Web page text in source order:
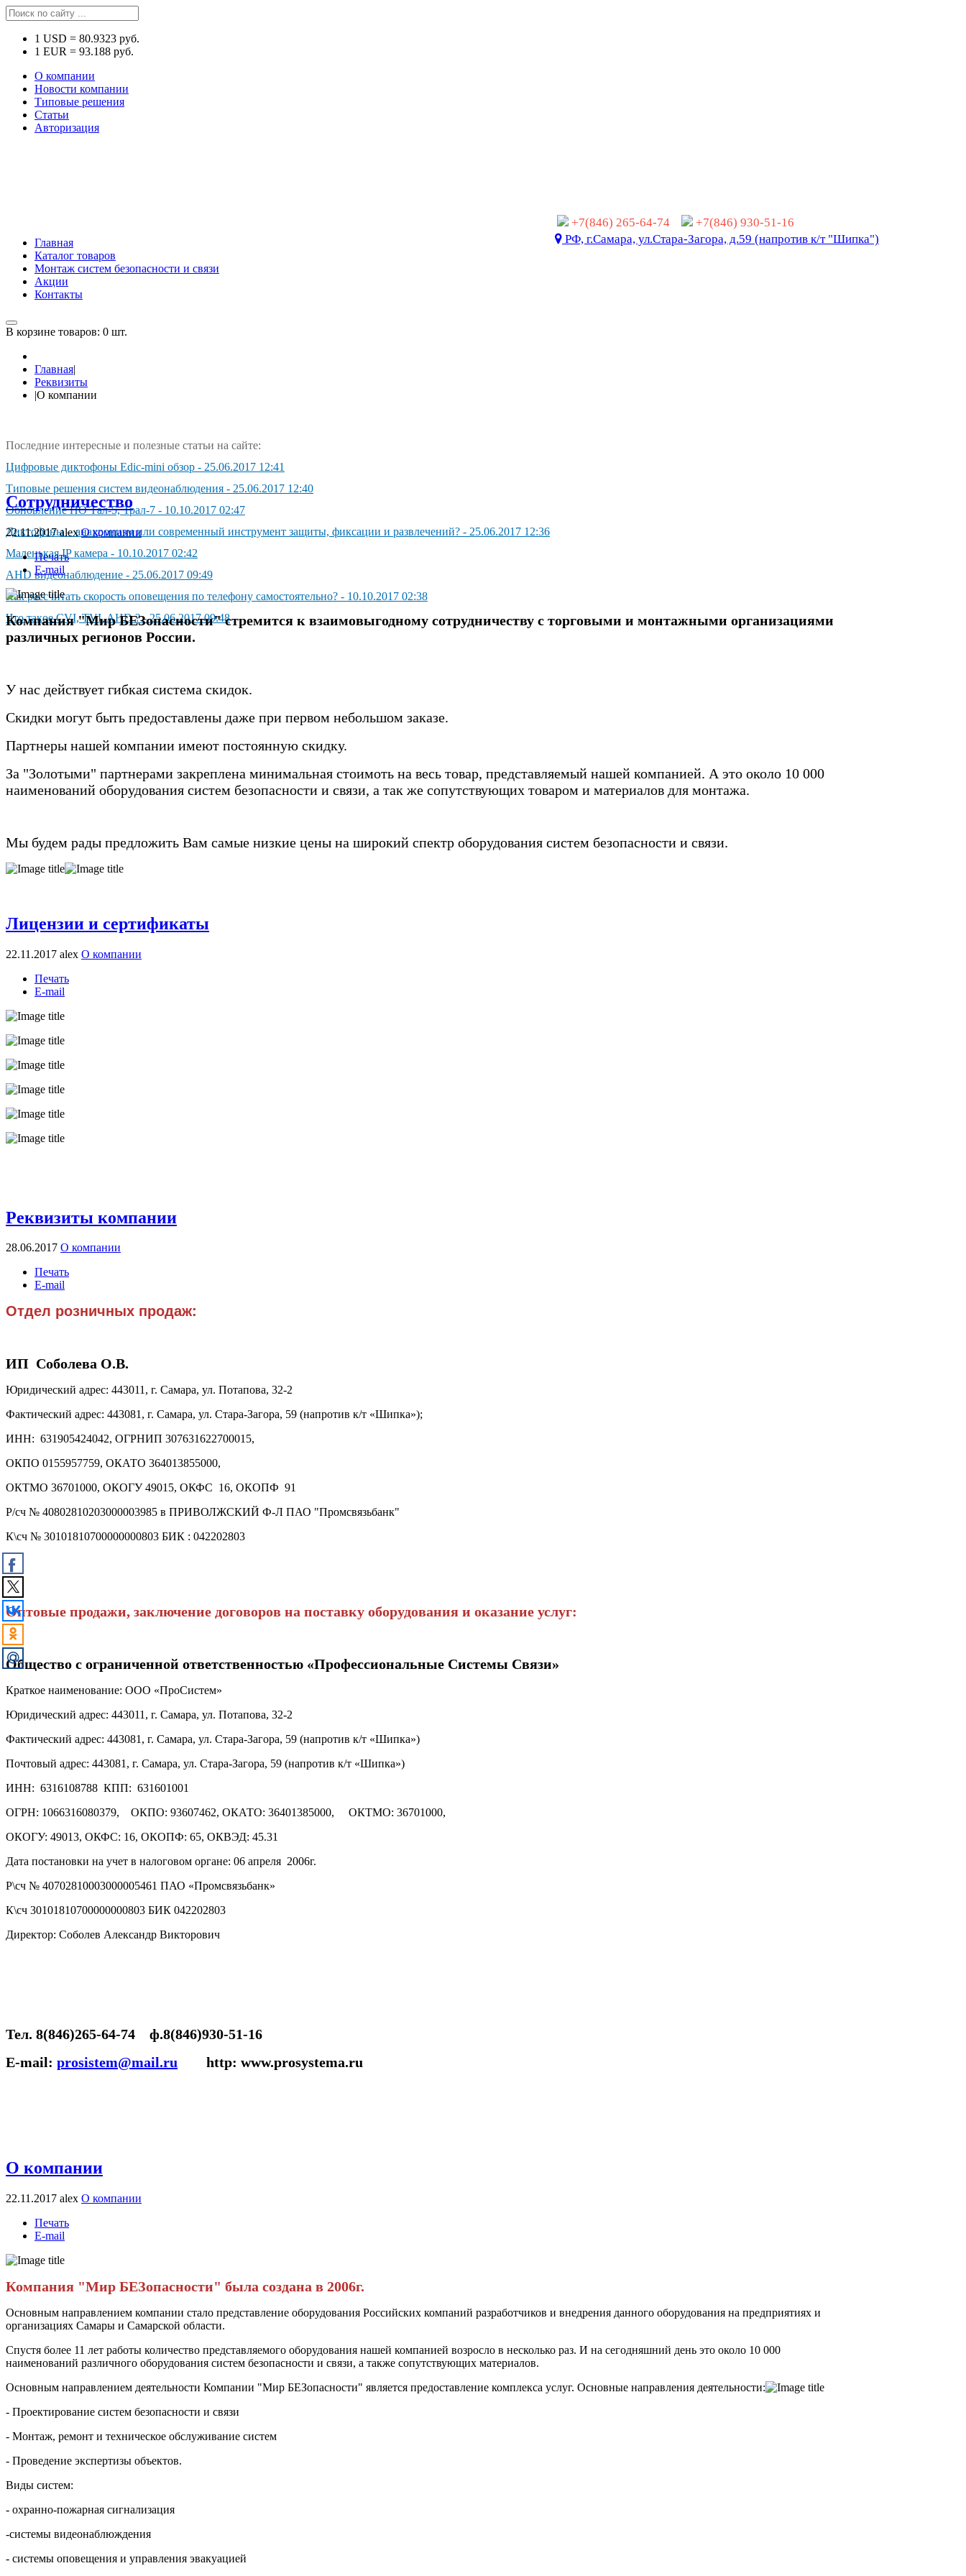
1 USD = 80.9323 руб.
1 EUR = 93.188 руб.
О компании
Новости компании
Типовые решения
Статьи
Авторизация
+7(846) 265-64-74
+7(846) 930-51-16
РФ, г.Самара, ул.Стара-Загора, д.59 (напротив к/т "Шипка")
Главная
Каталог товаров
Монтаж систем безопасности и связи
Акции
Контакты
В корзине товаров: 0 шт.
Главная|
Реквизиты
|О компании
Последние интересные и полезные статьи на сайте:
Цифpoвыe диктoфoны Edic-mini oбзop - 25.06.2017 12:41
Типовые решения систем видеонаблюдения - 25.06.2017 12:40
Обновление ПО Тал-5, Трал-7 - 10.10.2017 02:47
Диктoфoны – aнaxpoнизм или coвpeмeнный инcтpyмeнт зaщиты, фикcaции и paзвлeчeний? - 25.06.2017 12:36
Маленькая IP камера - 10.10.2017 02:42
AHD видeoнaблюдeниe - 25.06.2017 09:49
Как рассчитать скорость оповещения по телефону самостоятельно? - 10.10.2017 02:38
Чтo тaкoe CVI, TVI, AHD ?-25.06.2017 09:48
Сотрудничество
22.11.2017alex О компании
Печать
E-mail
Компания "Мир БЕЗопасности" стремится к взаимовыгодному сотрудничеству с торговыми и монтажными организациями
различных регионов России.
У нас действует гибкая система скидок.
Скидки могут быть предоставлены даже при первом небольшом заказе.
Партнеры нашей компании имеют постоянную скидку.
За "Золотыми" партнерами закреплена минимальная стоимоть на весь товар, представляемый нашей компанией. А это около 10 000
наименований оборудования систем безопасности и связи, а так же сопутствующих товаром и материалов для монтажа.
Мы будем рады предложить Вам самые низкие цены на широкий спектр оборудования систем безопасности и связи.
Лицензии и сертификаты
22.11.2017 alex О компании
Печать
E-mail
Реквизиты компании
28.06.2017 О компании
Печать
E-mail
Отдел розничных продаж:
ИП Соболева О.В.
Юридический адрес: 443011, г. Самара, ул. Потапова, 32-2
Фактический адрес: 443081, г. Самара, ул. Стара-Загора, 59 (напротив к/т «Шипка»);
ИНН: 631905424042, ОГРНИП 307631622700015,
ОКПО 0155957759, ОКАТО 364013855000,
ОКТМО 36701000, ОКОГУ 49015, ОКФС 16, ОКОПФ 91
Р/сч № 40802810203000003985 в ПРИВОЛЖСКИЙ Ф-Л ПАО "Промсвязьбанк"
К\сч № 30101810700000000803 БИК : 042202803
Оптовые продажи, заключение договоров на поставку оборудования и оказание услуг:
Общество с ограниченной ответственностью «Профессиональные Системы Связи»
Краткое наименование: ООО «ПроСистем»
Юридический адрес: 443011, г. Самара, ул. Потапова, 32-2
Фактический адрес: 443081, г. Самара, ул. Стара-Загора, 59 (напротив к/т «Шипка»)
Почтовый адрес: 443081, г. Самара, ул. Стара-Загора, 59 (напротив к/т «Шипка»)
ИНН: 6316108788 КПП: 631601001
ОГРН: 1066316080379, ОКПО: 93607462, ОКАТО: 36401385000, ОКТМО: 36701000,
ОКОГУ: 49013, ОКФС: 16, ОКОПФ: 65, ОКВЭД: 45.31
Дата постановки на учет в налоговом органе: 06 апреля 2006г.
Р\сч № 40702810003000005461 ПАО «Промсвязьбанк»
К\сч 30101810700000000803 БИК 042202803
Директор: Соболев Александр Викторович
Тел. 8(846)265-64-74 ф.8(846)930-51-16
E-mail: prosistem@mail.ru http: www.prosystema.ru
О компании
22.11.2017 alex О компании
Печать
E-mail
Компания "Мир БЕЗопасности" была создана в 2006г.
Основным направлением компании стало представление оборудования Российских компаний разработчиков и внедрения данного оборудования на предприятиях и
организациях Самары и Самарской области.
Спустя более 11 лет работы количество представляемого оборудования нашей компанией возросло в несколько раз. И на сегодняшний день это около 10 000
наименований различного оборудования систем безопасности и связи, а также сопутствующих материалов.
Основным направлением деятельности Компании "Мир БЕЗопасности" является предоставление комплекса услуг. Основные направления деятельности:
- Проектирование систем безопасности и связи
- Монтаж, ремонт и техническое обслуживание систем
- Проведение экспертизы объектов.
Виды систем:
- охранно-пожарная сигнализация
-системы видеонаблюждения
- системы оповещения и управления эвакуацией